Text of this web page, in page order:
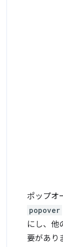
ポップオ
popover
にし、他
要があり